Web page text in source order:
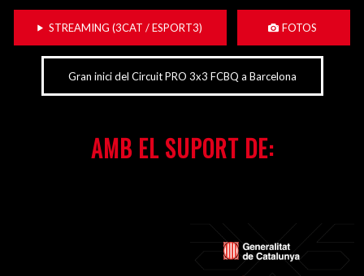
STREAMING (3CAT / ESPORT3) FOTOS
Gran inici del Circuit PRO 3x3 FCBQ a Barcelona
AMB EL SUPORT DE: